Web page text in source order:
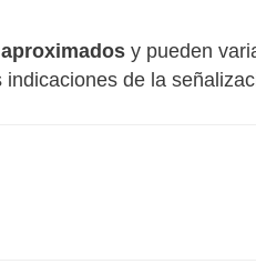
aproximados y pueden
indicaciones de la